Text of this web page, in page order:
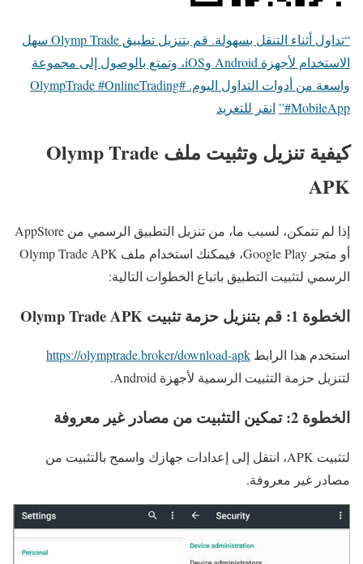
“تداول أثناء التنقل بسهولة. قم بتنزيل تطبيق Olymp Trade سهل
الاستخدام لأجهزة Android وiOS، وتمتع بالوصول إلى مجموعة
واسعة من أدوات التداول اليوم. #OlympTrade #OnlineTrading
#MobileApp” انقر للتغريد
كيفية تنزيل وتثبيت ملف Olymp Trade
APK
إذا لم تتمكن، لسبب ما، من تنزيل التطبيق الرسمي من AppStore
أو متجر Google Play، فيمكنك استخدام ملف Olymp Trade APK
الرسمي لتثبيت التطبيق باتباع الخطوات التالية:
الخطوة 1: قم بتنزيل حزمة تثبيت Olymp Trade APK
استخدم هذا الرابط https://olymptrade.broker/download-apk
لتنزيل حزمة التثبيت الرسمية لأجهزة Android.
الخطوة 2: تمكين التثبيت من مصادر غير معروفة
لتثبيت APK، انتقل إلى إعدادات جهازك واسمح بالتثبيت من
مصادر غير معروفة.